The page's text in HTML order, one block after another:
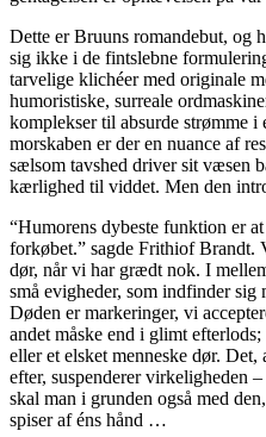
Dette er Bruuns romandebut, og
sig ikke i de fintslebne
tarvelige klichéer med originale
humoristiske, surreale
komplekser til absurde strømme
morskaben er der en nuance af
sælsom tavshed driver sit væsen
kærlighed til viddet. Men den
“Humorens dybeste funktion er
forkøbet.” sagde Frithiof
dør, når vi har grædt nok. I
små evigheder, som indfinder
Døden er markeringer, vi
andet måske end i glimt
eller et elsket menneske dør.
efter, suspenderer virkeligheden
skal man i grunden også med
spiser af éns hånd …